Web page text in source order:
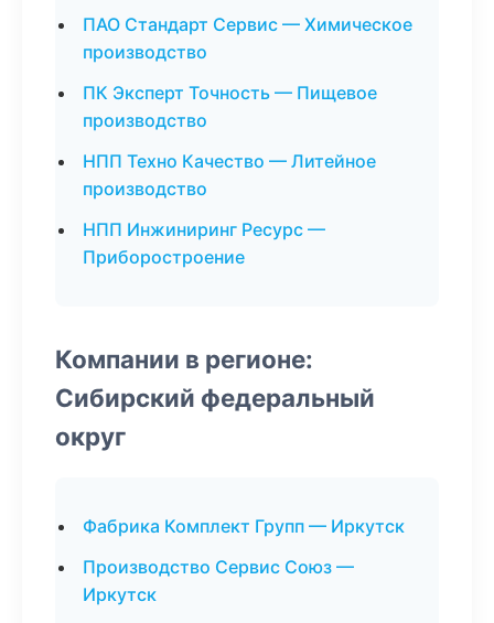
ПАО Стандарт Сервис — Химическое
производство
ПК Эксперт Точность — Пищевое
производство
НПП Техно Качество — Литейное
производство
НПП Инжиниринг Ресурс —
Приборостроение
Компании в регионе:
Сибирский федеральный
округ
Фабрика Комплект Групп — Иркутск
Производство Сервис Союз —
Иркутск